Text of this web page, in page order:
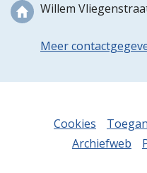
Willem
Meer
Cookies
Archiefweb